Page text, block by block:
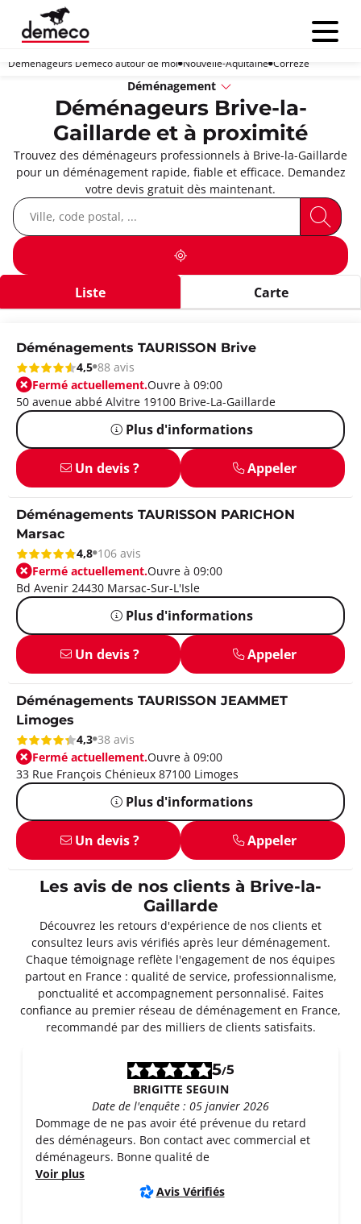
Menu
Déménageurs Demeco autour de moi Nouvelle-Aquitaine Corrèze
Déménagement
Déménageurs Brive-la-
Gaillarde et à proximité
Trouvez des déménageurs professionnels à Brive-la-Gaillarde
pour un déménagement rapide, fiable et efficace. Demandez
votre devis gratuit dès maintenant.
Liste Carte
Déménagements TAURISSON Brive
4,5 88 avis
Fermé actuellement.Ouvre à 09:00
50 avenue abbé Alvitre 19100 Brive-La-Gaillarde
Plus d'informations
Un devis ? Appeler
Déménagements TAURISSON PARICHON
Marsac
4,8 106 avis
Fermé actuellement.Ouvre à 09:00
Bd Avenir 24430 Marsac-Sur-L'Isle
Plus d'informations
Un devis ? Appeler
Déménagements TAURISSON JEAMMET
Limoges
4,3 38 avis
Fermé actuellement.Ouvre à 09:00
33 Rue François Chénieux 87100 Limoges
Plus d'informations
Un devis ? Appeler
Les avis de nos clients à Brive-la-
Gaillarde
Découvrez les retours d'expérience de nos clients et
consultez leurs avis vérifiés après leur déménagement.
Chaque témoignage reflète l'engagement de nos équipes
partout en France : qualité de service, professionnalisme,
ponctualité et accompagnement personnalisé. Faites
confiance au premier réseau de déménagement en France,
recommandé par des milliers de clients satisfaits.
5/5
BRIGITTE SEGUIN
Date de l'enquête : 05 janvier 2026
Dommage de ne pas avoir été prévenue du retard
des déménageurs. Bon contact avec commercial et
déménageurs. Bonne qualité de
Voir plus
Avis Vérifiés